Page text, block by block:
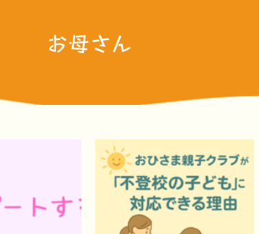
お母さん